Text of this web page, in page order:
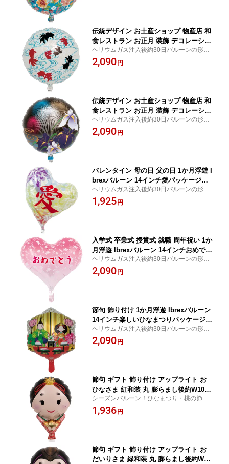
伝統デザイン お土産ショップ 物産店 和
食レストラン お正月 装飾 デコレーショ
ン 1か月浮遊 Ibrexバルーン 14インチ流
水金魚パッケージ入 ラウンド W30cm×
ヘリウムガス注入後約30日バルーンの形状
を維持し、浮遊します。
2,090 円
伝統デザイン お土産ショップ 物産店 和
食レストラン お正月 装飾 デコレーショ
ン 1か月浮遊 Ibrexバルーン 14インチ花
火と菖蒲パッケージ入 ラウンド W30cm
ヘリウムガス注入後約30日バルーンの形状
を維持し、浮遊します。
2,090 円
バレンタイン 母の日 父の日 1か月浮遊 I
brexバルーン 14インチ愛パッケージ入
スウィートハート W30cm×H35.5cm 02
01372010 1セット(5袋入)
ヘリウムガス注入後約30日バルーンの形状
を維持し、浮遊します。
1,925 円
入学式 卒業式 授賞式 就職 周年祝い 1か
月浮遊 Ibrexバルーン 14インチおめでと
う桜パッケージ入 ジェリーハート W34.
5cm×H31.5cm 0201513501 1セット(5
ヘリウムガス注入後約30日バルーンの形状
を維持し、浮遊します。
2,090 円
節句 飾り付け 1か月浮遊 Ibrexバルーン
14インチ楽しいひなまつりパッケージ入
六角形 W28cm×H31cm 0201513701 1
セット(5袋入)
ヘリウムガス注入後約30日バルーンの形状
を維持し、浮遊します。
2,090 円
節句 ギフト 飾り付け アップライト お
ひなさま 紅和装 丸 膨らまし後約W10c
m×H14cm 逆止弁付 0201810539 1セッ
ト(10枚)
シーズンバルーン！ひなまつり・桃の節
句、ホームパーティーやプチギフトに最
適！パーティーシーンを賑やかに彩りま
1,936 円
節句 ギフト 飾り付け アップライト お
だいりさま 緑和装 丸 膨らまし後約W10